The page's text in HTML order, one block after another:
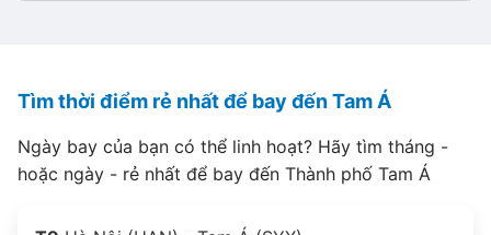
Tìm thời điểm rẻ nhất để bay đến Tam Á
Ngày bay của bạn có thể linh hoạt? Hãy tìm tháng -
hoặc ngày - rẻ nhất để bay đến Thành phố Tam Á